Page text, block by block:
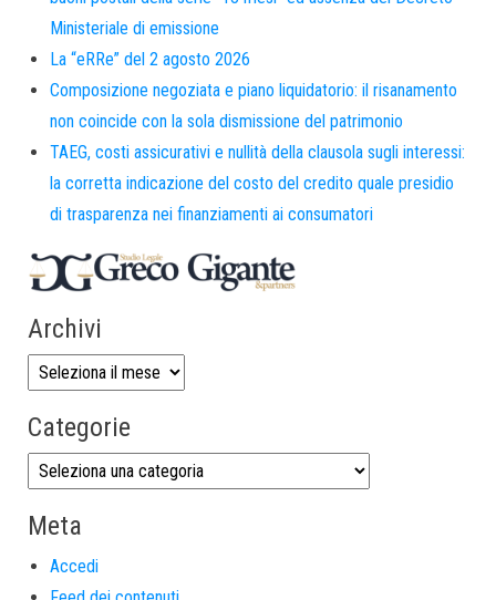
Ministeriale di emissione
La “eRRe” del 2 agosto 2026
Composizione negoziata e piano liquidatorio: il risanamento
non coincide con la sola dismissione del patrimonio
TAEG, costi assicurativi e nullità della clausola sugli interessi:
la corretta indicazione del costo del credito quale presidio
di trasparenza nei finanziamenti ai consumatori
Archivi
Categorie
Meta
Accedi